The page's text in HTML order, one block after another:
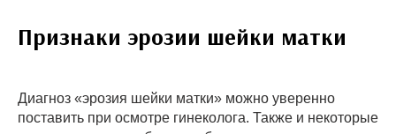
Признаки эрозии шейки матки
Диагноз «эрозия шейки матки» можно уверенно
поставить при осмотре гинеколога. Также и некоторые